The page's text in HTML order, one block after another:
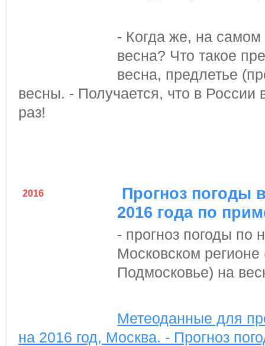
- Когда же, на самом
весна? Что такое
весна, предлетье
весны. - Получается, что в России
раз!
2016
Прогноз погоды
2016 года по
- прогноз погоды по
Московском
Подмосковье) на
Метеоданные для
на 2016 год, Москва. - Прогноз